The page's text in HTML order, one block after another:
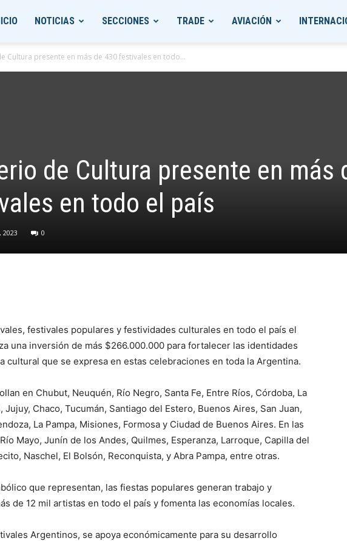
NOTICIAS SECCIONES TRADE AVIACIÓN
Cultura presente en más de 430 festivales en todo...
de Cultura presente en más
en todo el país
2023 0
festivales populares y festividades culturales en todo el país el
una inversión de más $266.000.000 para fortalecer las identidades
cultural que se expresa en estas celebraciones en toda la Argentina.
en Chubut, Neuquén, Río Negro, Santa Fe, Entre Ríos, Córdoba, La
Jujuy, Chaco, Tucumán, Santiago del Estero, Buenos Aires, San Juan,
La Pampa, Misiones, Formosa y Ciudad de Buenos Aires. En las
Mayo, Junín de los Andes, Quilmes, Esperanza, Larroque, Capilla del
Naschel, El Bolsón, Reconquista, y Abra Pampa, entre otras.
que representan, las fiestas populares generan trabajo y
de 12 mil artistas en todo el país y fomenta las economías locales.
Argentinos, se apoya económicamente para su desarrollo